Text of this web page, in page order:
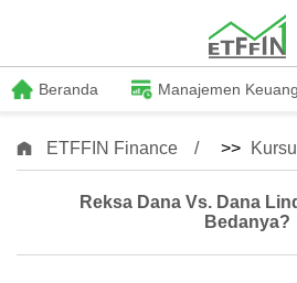
Beranda Manajemen
ETFFIN Finance >>
Reksa Dana Vs. Dana
Bedanya?